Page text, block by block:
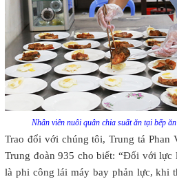
Nhân viên nuôi quân chia suất ăn tại bếp
Trao đổi với chúng tôi, Trung tá Phan
Trung đoàn 935 cho biết: “Đối với lực
là phi công lái máy bay phản lực, khi